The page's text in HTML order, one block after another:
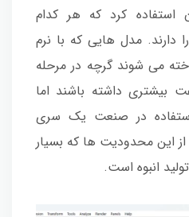
استفاده کرد که هر کدام
مدل هایی که با نرم
می شوند گرچه در مرحله
داشته باشند اما
در صنعت یک سری
این محدودیت ها که بسیار
انبوه است.